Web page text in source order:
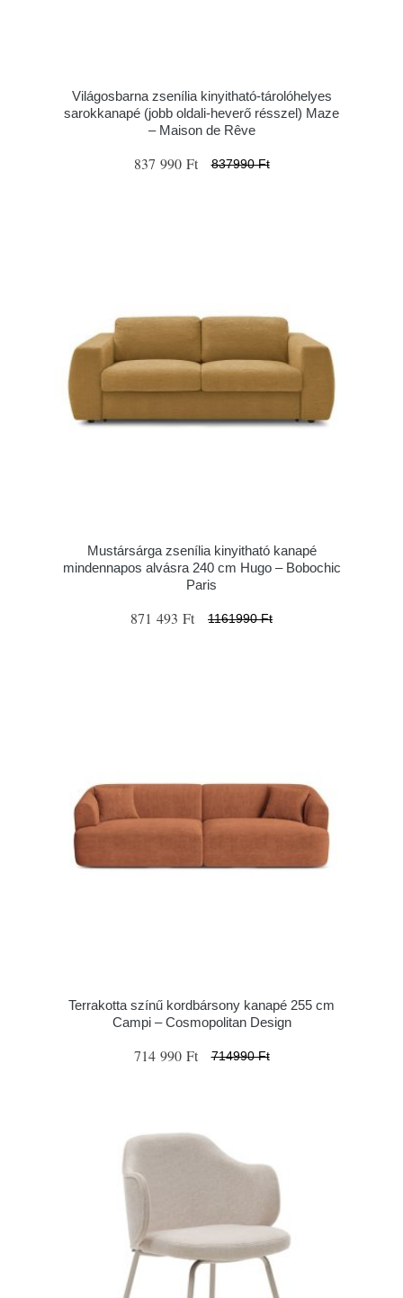
Világosbarna zsenília kinyitható-tárolóhelyes
sarokkanapé (jobb oldali-heverő résszel) Maze
– Maison de Rêve
837 990 Ft 837990 Ft
Mustársárga zsenília kinyitható kanapé
mindennapos alvásra 240 cm Hugo – Bobochic
Paris
871 493 Ft 1161990 Ft
Terrakotta színű kordbársony kanapé 255 cm
Campi – Cosmopolitan Design
714 990 Ft 714990 Ft